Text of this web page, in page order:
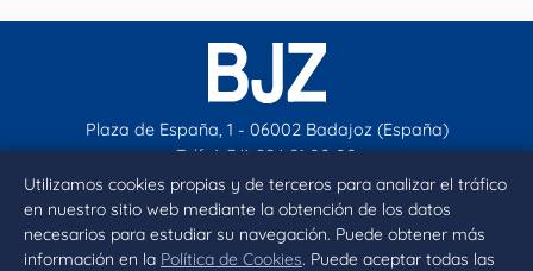
Utilizamos cookies propias y de terceros para analizar el tráfico
en nuestro sitio web mediante la obtención de los datos
necesarios para estudiar su navegación. Puede obtener más
información en la Política de Cookies. Puede aceptar todas las
Plaza de España, 1 - 06002 Badajoz (España)
Telf. (+34) 924 21 00 00
contacto@aytobadajoz.es
Facebook
X Instagram
YouTube